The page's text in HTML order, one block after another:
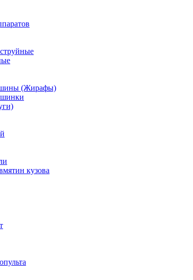
(Жирафы)
кузова